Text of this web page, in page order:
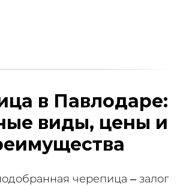
в Павлодаре:
виды, цены и
черепица – залог